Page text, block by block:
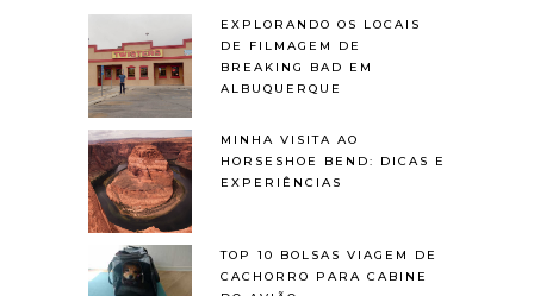
EXPLORANDO OS LOCAIS
DE FILMAGEM DE
BREAKING BAD EM
ALBUQUERQUE
MINHA VISITA AO
HORSESHOE BEND: DICAS E
EXPERIÊNCIAS
TOP 10 BOLSAS VIAGEM DE
CACHORRO PARA CABINE